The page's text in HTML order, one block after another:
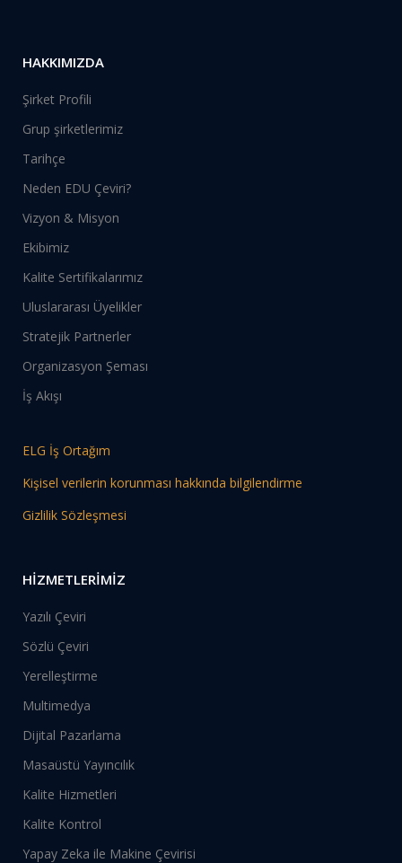
HAKKIMIZDA
Şirket Profili
Grup şirketlerimiz
Tarihçe
Neden EDU Çeviri?
Vizyon & Misyon
Ekibimiz
Kalite Sertifikalarımız
Uluslararası Üyelikler
Stratejik Partnerler
Organizasyon Şeması
İş Akışı
ELG İş Ortağım
Kişisel verilerin korunması hakkında bilgilendirme
Gizlilik Sözleşmesi
HİZMETLERİMİZ
Yazılı Çeviri
Sözlü Çeviri
Yerelleştirme
Multimedya
Dijital Pazarlama
Masaüstü Yayıncılık
Kalite Hizmetleri
Kalite Kontrol
Yapay Zeka ile Makine Çevirisi